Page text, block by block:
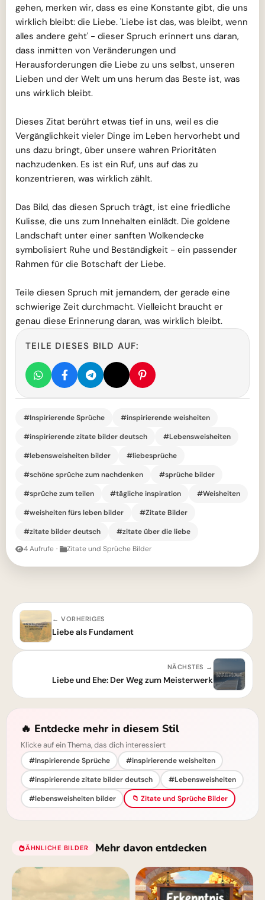
gehen, merken wir, dass es eine Konstante gibt, die uns
wirklich bleibt: die Liebe. 'Liebe ist das, was bleibt, wenn
alles andere geht' - dieser Spruch erinnert uns daran,
dass inmitten von Veränderungen und
Herausforderungen die Liebe zu uns selbst, unseren
Lieben und der Welt um uns herum das Beste ist, was
uns wirklich bleibt.
Dieses Zitat berührt etwas tief in uns, weil es die
Vergänglichkeit vieler Dinge im Leben hervorhebt und
uns dazu bringt, über unsere wahren Prioritäten
nachzudenken. Es ist ein Ruf, uns auf das zu
konzentrieren, was wirklich zählt.
Das Bild, das diesen Spruch trägt, ist eine friedliche
Kulisse, die uns zum Innehalten einlädt. Die goldene
Landschaft unter einer sanften Wolkendecke
symbolisiert Ruhe und Beständigkeit - ein passender
Rahmen für die Botschaft der Liebe.
Teile diesen Spruch mit jemandem, der gerade eine
schwierige Zeit durchmacht. Vielleicht braucht er
genau diese Erinnerung daran, was wirklich bleibt.
TEILE DIESES BILD AUF:
#Inspirierende Sprüche
#inspirierende weisheiten
#inspirierende zitate bilder deutsch
#Lebensweisheiten
#lebensweisheiten bilder
#liebesprüche
#schöne sprüche zum nachdenken
#sprüche bilder
#sprüche zum teilen
#tägliche inspiration
#Weisheiten
#weisheiten fürs leben bilder
#Zitate Bilder
#zitate bilder deutsch
#zitate über die liebe
4 Aufrufe · Zitate und Sprüche Bilder
← VORHERIGES
Liebe als Fundament
NÄCHSTES →
Liebe und Ehe: Der Weg zum Meisterwerk
🔥 Entdecke mehr in diesem Stil
Klicke auf ein Thema, das dich interessiert
#Inspirierende Sprüche
#inspirierende weisheiten
#inspirierende zitate bilder deutsch
#Lebensweisheiten
#lebensweisheiten bilder
📁 Zitate und Sprüche Bilder
ÄHNLICHE BILDER Mehr davon entdecken